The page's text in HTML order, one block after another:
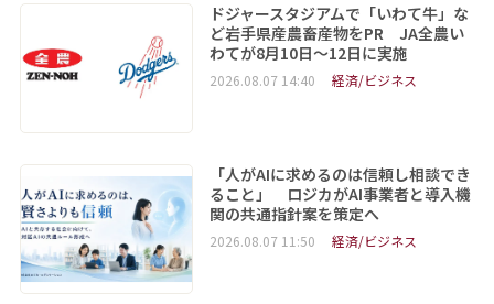
ドジャースタジアムで「いわて牛」な
ど岩手県産農畜産物をPR JA全農い
わてが8月10日～12日に実施
2026.08.07 14:40 経済/ビジネス
「人がAIに求めるのは信頼し相談でき
ること」 ロジカがAI事業者と導入機
関の共通指針案を策定へ
2026.08.07 11:50 経済/ビジネス